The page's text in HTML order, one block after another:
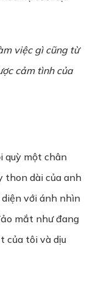
việc gì cũng từ
cảm tình của
quỳ một chân
thon dài của anh
với ánh nhìn
mắt như đang
của tôi và dịu